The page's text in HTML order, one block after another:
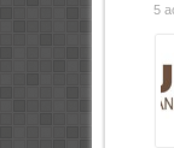
5